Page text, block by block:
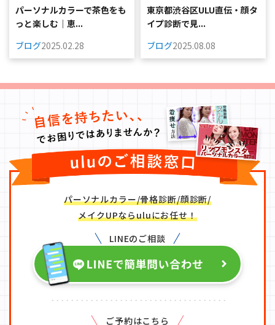
パーソナルカラーで茶色をも
っと楽しむ｜恵...
ブログ2025.02.28
東京都渋谷区ULU直伝・顔タ
イプ診断で見...
ブログ2025.08.08
パーソナルカラー/骨格診断/顔診断/
メイクUPならuluにお任せ！
LINEのご相談
ご予約はこちら